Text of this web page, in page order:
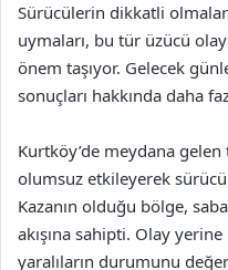
Sürücülerin dikkatli
uymaları, bu tür üzücü
önem taşıyor. Gelecek
sonuçları hakkında daha
Kurtköy’de meydana
olumsuz etkileyerek
Kazanın olduğu bölge,
akışına sahipti. Olay
yaralıların durumunu